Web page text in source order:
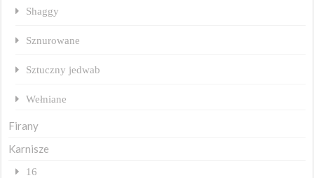
Shaggy
Sznurowane
Sztuczny jedwab
Wełniane
Firany
Karnisze
16